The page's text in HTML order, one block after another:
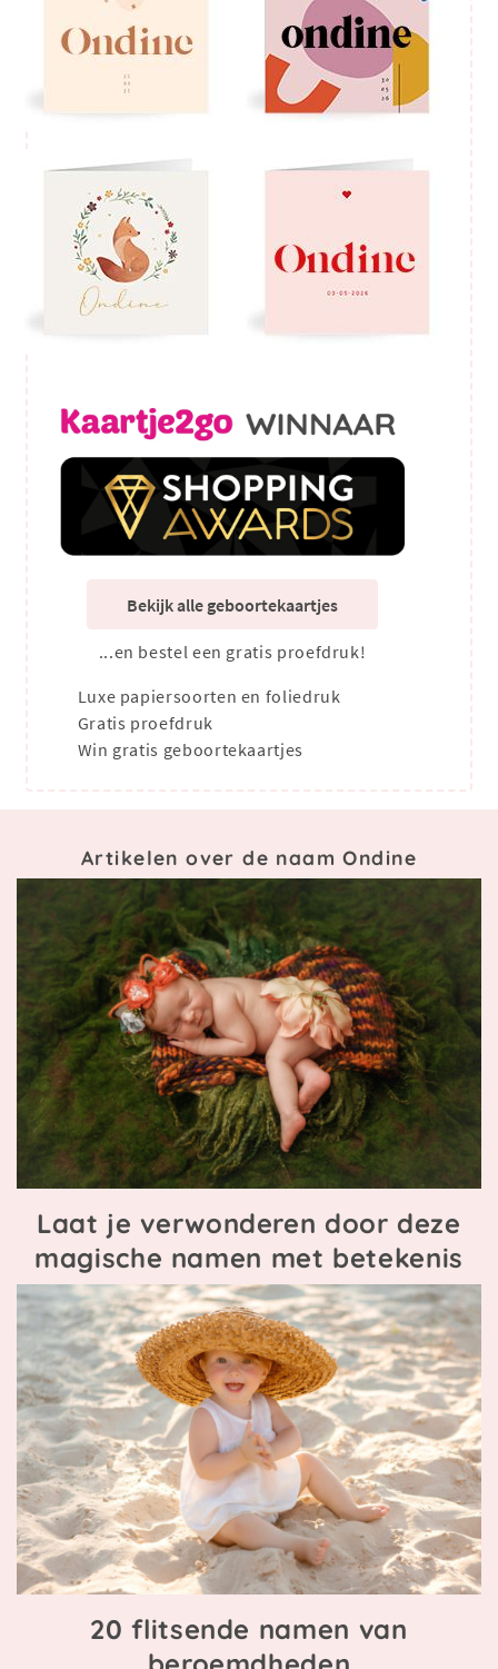
Bekijk alle geboortekaartjes
...en bestel een gratis proefdruk!
Luxe papiersoorten en foliedruk
Gratis proefdruk
Win gratis geboortekaartjes
Artikelen over de naam Ondine
Laat je verwonderen door deze
magische namen met betekenis
20 flitsende namen van